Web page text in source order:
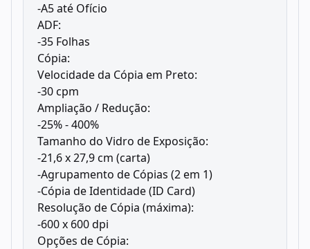
-A5 até Ofício
ADF:
-35 Folhas
Cópia:
Velocidade da Cópia em Preto:
-30 cpm
Ampliação / Redução:
-25% - 400%
Tamanho do Vidro de Exposição:
-21,6 x 27,9 cm (carta)
-Agrupamento de Cópias (2 em 1)
-Cópia de Identidade (ID Card)
Resolução de Cópia (máxima):
-600 x 600 dpi
Opções de Cópia: